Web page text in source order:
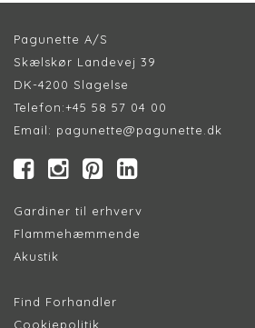
Pagunette A/S
Skælskør Landevej 39
DK-4200 Slagelse
Telefon:+45 58 57 04 00
Email: pagunette@pagunette.dk
Gardiner til erhverv
Flammehæmmende
Akustik
Find Forhandler
Cookiepolitik